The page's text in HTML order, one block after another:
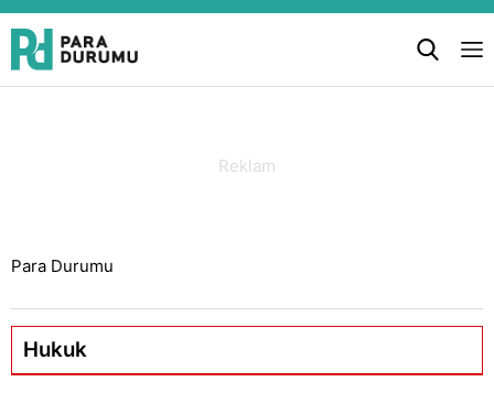
Para Durumu
Hukuk